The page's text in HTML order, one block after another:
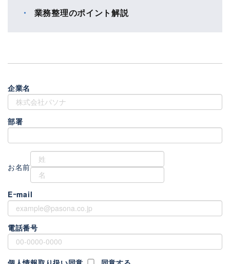
業務整理のポイント解説
企業名
部署
お名前
Eｰmail
電話番号